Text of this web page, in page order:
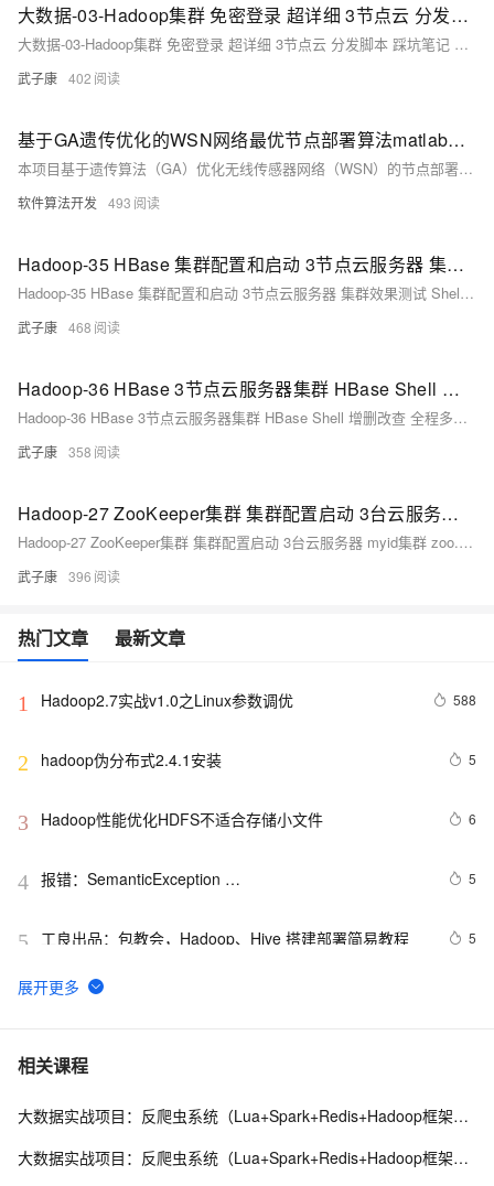
大数据-03-Hadoop集群 免密登录 超详细 3节点云 分发脚本 踩坑笔记 SSH免密 集群搭建（一）
大数据-03-Hadoop集群 免密登录 超详细 3节点云 分发脚本 踩坑笔记 SSH免密 集群搭建（一）
武子康 402
基于GA遗传优化的WSN网络最优节点部署算法matlab仿真
本项目基于遗传算法（GA）优化无线传感器网络（WSN）的节点部署，旨在通过最少的节点数量实现最大覆盖。使用MATLAB2022A进行仿真，展示了不同初始节点数量（15、25、40）下的优化结果。核心程序实现了最佳解获取、节点部署绘制及适应度变化曲线展示。遗传算法通过初始化、选择、交叉和变异步骤，逐步优化节点位置配置，最终达到最优覆盖率。
软件算法开发 493
Hadoop-35 HBase 集群配置和启动 3节点云服务器 集群效果测试 Shell测试
Hadoop-35 HBase 集群配置和启动 3节点云服务器 集群效果测试 Shell测试
武子康 468
Hadoop-36 HBase 3节点云服务器集群 HBase Shell 增删改查 全程多图详细 列族 row key value filter
Hadoop-36 HBase 3节点云服务器集群 HBase Shell 增删改查 全程多图详细 列族 row key value filter
武子康 358
Hadoop-27 ZooKeeper集群 集群配置启动 3台云服务器 myid集群 zoo.cfg多节点配置 分布式协调框架 Leader Follower Observer
Hadoop-27 ZooKeeper集群 集群配置启动 3台云服务器 myid集群 zoo.cfg多节点配置 分布式协调框架 Leader Follower Observer
武子康 396
热门文章 最新文章
1 Hadoop2.7实战v1.0之Linux参数调优 588
2 hadoop伪分布式2.4.1安装 5
3 Hadoop性能优化HDFS不适合存储小文件 6
4 报错：SemanticException
java.lang.RuntimeException：Un
5
5 工良出品：包教会，Hadoop、Hive 搭建部署简易教程 5
6 hadoop初学者MapReduce常见错误
7 Hadoop与机器学习的融合：案例研究
8 如何重新启动Hadoop NameNode及所有守护进程
相关课程
大数据实战项目：反爬虫系统（Lua+Spark+Redis+Hadoop框架搭建）第一阶段
大数据实战项目：反爬虫系统（Lua+Spark+Redis+Hadoop框架搭建）第二阶段